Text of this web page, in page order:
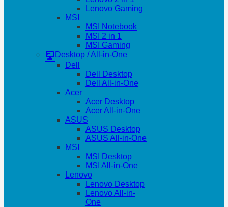
Lenovo Gaming
MSI
MSI Notebook
MSI 2 in 1
MSI Gaming
Desktop / All-in-One
Dell
Dell Desktop
Dell All-in-One
Acer
Acer Desktop
Acer All-in-One
ASUS
ASUS Desktop
ASUS All-in-One
MSI
MSI Desktop
MSI All-in-One
Lenovo
Lenovo Desktop
Lenovo All-in-
One